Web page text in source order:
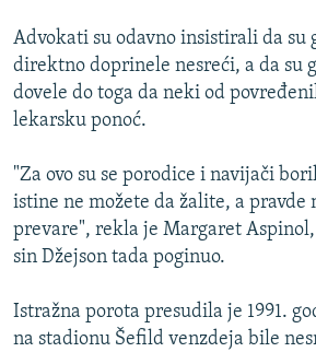
GENOCID U SREBRENICI
POPLAVE I KLIZIŠTA U BIH 2024.
TV LIBERTY
MOJA EVROPA
TRI DECENIJE OD RATA U BIH
NASTANAK I RASPAD JUGOSLAVIJE
PRATITE NAS
Sve RFE/RL stranice
Advokati su odavno insistirali da su
direktno doprinele nesreći, a da su
dovele do toga da neki od
lekarsku ponoć.
"Za ovo su se porodice i navijači
istine ne možete da žalite, a pravde
prevare", rekla je Margaret
sin Džejson tada poginuo.
Istražna porota presudila je 1991.
na stadionu Šefild venzdeja bile